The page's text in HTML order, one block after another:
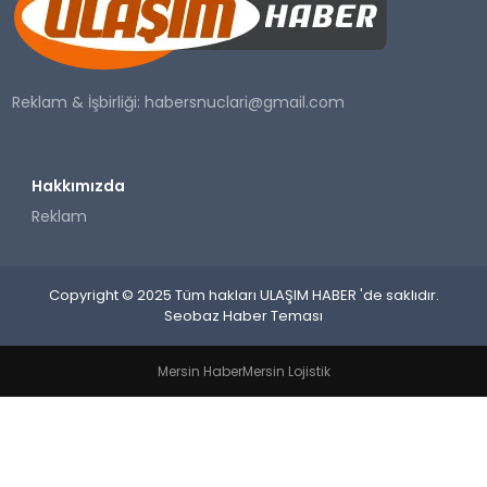
SAĞLIK
YAŞAM
Reklam & İşbirliği:habersnuclari@gmail.com
Hakkımızda
Reklam
Copyright © 2025 Tüm hakları ULAŞIM HABER 'de saklıdır.
Seobaz Haber Teması
Mersin HaberMersin Lojistik